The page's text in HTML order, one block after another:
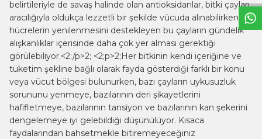
belirtileriyle de savaş halinde olan antioksidanlar, bitki çayları
aracılığıyla oldukça lezzetli bir şekilde vücuda alınabilirken,
hücrelerin yenilenmesini destekleyen bu çayların gündelik
alışkanlıklar içerisinde daha çok yer alması gerektiği
görülebiliyor.<2;/p>2; <2;p>2;Her bitkinin kendi içeriğine ve
tüketim şekline bağlı olarak fayda gösterdiği farklı bir konu
veya vücut bölgesi bulunurken, bazı çayların uykusuzluk
sorununu yenmeye, bazılarının deri şikayetlerini
hafifletmeye, bazılarının tansiyon ve bazılarının kan şekerini
dengelemeye iyi gelebildiği düşünülüyor. Kısaca
faydalarından bahsetmekle bitiremeyeceğiniz